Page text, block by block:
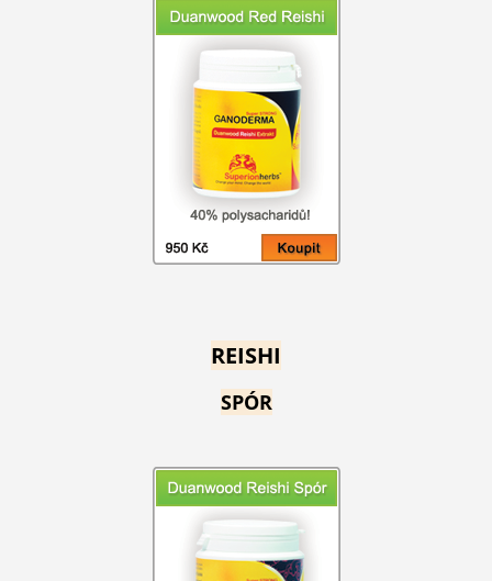
REISHI
SPÓR